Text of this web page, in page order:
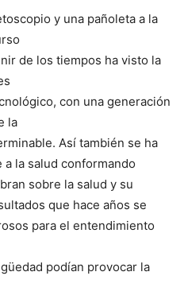
y una pañoleta a la
de los tiempos ha visto la
con una generación
la
Así también se ha
la salud conformando
sobre la salud y su
que hace años se
para el entendimiento
podían provocar la